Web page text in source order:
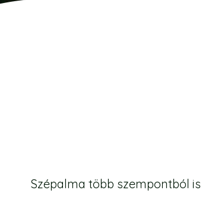
Szépalma több szempontból